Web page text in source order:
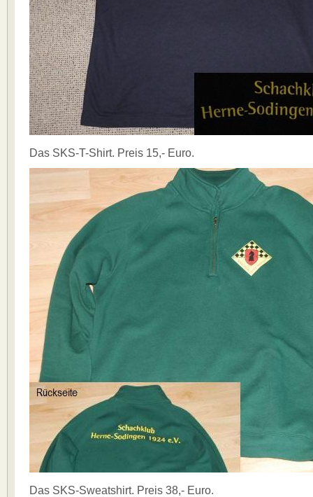
Das SKS-T-Shirt. Preis 15,- Euro.
Das SKS-Sweatshirt. Preis 38,- Euro.